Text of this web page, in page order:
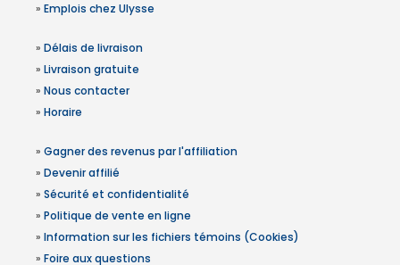
» Emplois chez Ulysse
» Délais de livraison
» Livraison gratuite
» Nous contacter
» Horaire
» Gagner des revenus par l'affiliation
» Devenir affilié
» Sécurité et confidentialité
» Politique de vente en ligne
» Information sur les fichiers témoins (Cookies)
» Foire aux questions